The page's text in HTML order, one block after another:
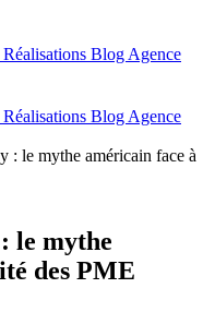
Réalisations BlogAgence
Réalisations BlogAgence
: le mythe américain face à
le mythe
des PME